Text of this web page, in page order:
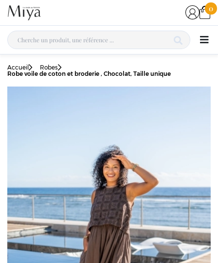
0
Accueil
Robes
Robe voile de coton et broderie , Chocolat, Taille unique